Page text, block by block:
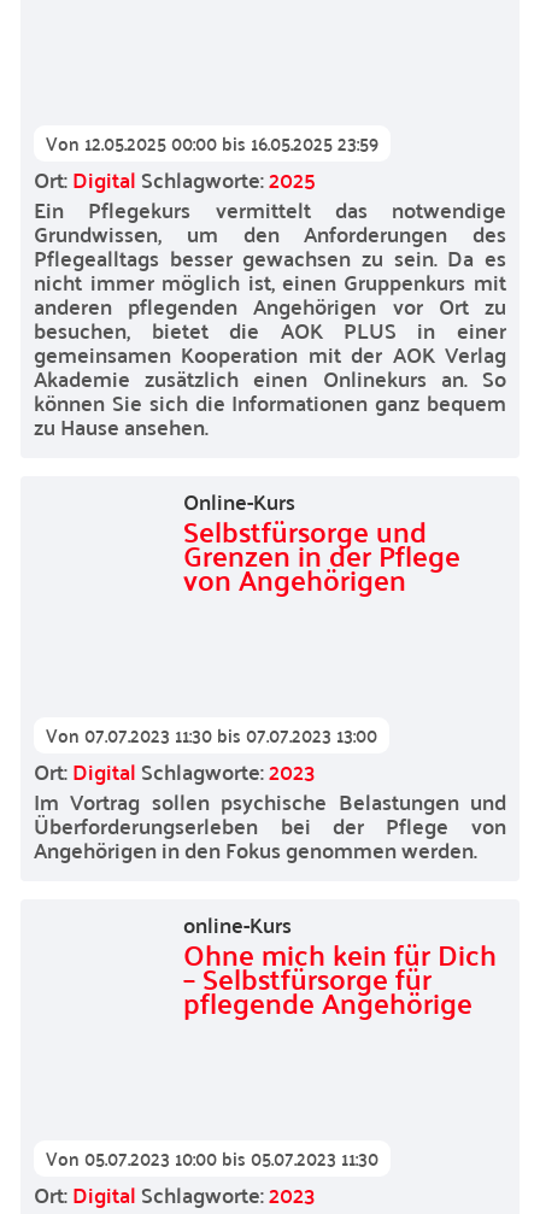
Von 12.05.2025 00:00bis 16.05.2025 23:59
Ort:DigitalSchlagworte:2025
Ein Pflegekurs vermittelt das notwendige
Grundwissen, um den Anforderungen des
Pflegealltags besser gewachsen zu sein. Da es
nicht immer möglich ist, einen Gruppenkurs mit
anderen pflegenden Angehörigen vor Ort zu
besuchen, bietet die AOK PLUS in einer
gemeinsamen Kooperation mit der AOK Verlag
Akademie zusätzlich einen Onlinekurs an. So
können Sie sich die Informationen ganz bequem
zu Hause ansehen.
Online-Kurs
Selbstfürsorge und
Grenzen in der Pflege
von Angehörigen
Von07.07.2023 11:30bis07.07.2023 13:00
Ort:DigitalSchlagworte:2023
Im Vortrag sollen psychische Belastungen und
Überforderungserleben bei der Pflege von
Angehörigen in den Fokus genommen werden.
online-Kurs
Ohne mich kein für Dich
– Selbstfürsorge für
pflegende Angehörige
Von05.07.2023 10:00bis05.07.2023 11:30
Ort:DigitalSchlagworte:2023